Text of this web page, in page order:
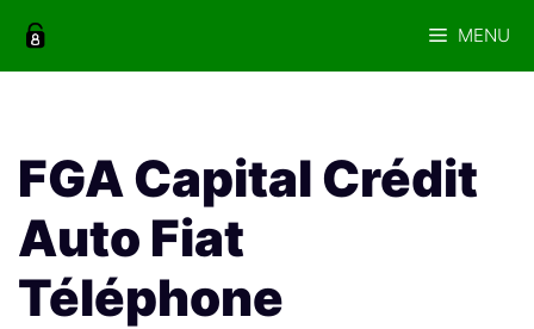
MENU
FGA Capital Crédit
Auto Fiat
Téléphone